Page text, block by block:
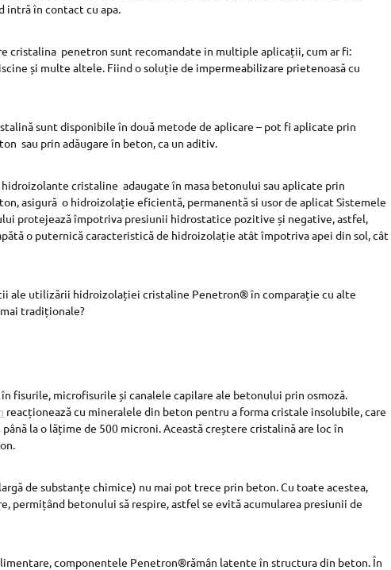
intră în contact cu apa.
cristalina penetron sunt recomandate in multiple aplicații, cum ar fi:
și multe altele. Fiind o soluție de impermeabilizare prietenoasă cu
sunt disponibile în două metode de aplicare – pot fi aplicate prin
sau prin adăugare în beton, ca un aditiv.
cristaline adaugate în masa betonului sau aplicate prin
asigură o hidroizolație eficientă, permanentă si usor de aplicat Sistemele
protejează împotriva presiunii hidrostatice pozitive și negative, astfel,
o puternică caracteristică de hidroizolație atât împotriva apei din sol, cât
ale utilizării hidroizolației cristaline Penetron® în comparație cu alte
tradiționale?
fisurile, microfisurile și canalele capilare ale betonului prin osmoză.
reacționează cu mineralele din beton pentru a forma cristale insolubile, care
la o lățime de 500 microni. Această creștere cristalină are loc în
de substanțe chimice) nu mai pot trece prin beton. Cu toate acestea,
permițând betonului să respire, astfel se evită acumularea presiunii de
componentele Penetron®rămân latente în structura din beton. În